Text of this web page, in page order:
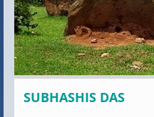
SUBHASHIS DAS